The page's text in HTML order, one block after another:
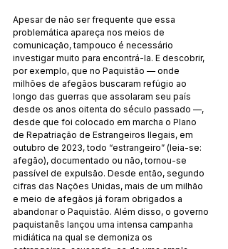
Apesar de não ser frequente que essa
problemática apareça nos meios de
comunicação, tampouco é necessário
investigar muito para encontrá-la. E descobrir,
por exemplo, que no Paquistão — onde
milhões de afegãos buscaram refúgio ao
longo das guerras que assolaram seu país
desde os anos oitenta do século passado —,
desde que foi colocado em marcha o Plano
de Repatriação de Estrangeiros Ilegais, em
outubro de 2023, todo “estrangeiro” (leia-se:
afegão), documentado ou não, tornou-se
passível de expulsão. Desde então, segundo
cifras das Nações Unidas, mais de um milhão
e meio de afegãos já foram obrigados a
abandonar o Paquistão. Além disso, o governo
paquistanês lançou uma intensa campanha
midiática na qual se demoniza os